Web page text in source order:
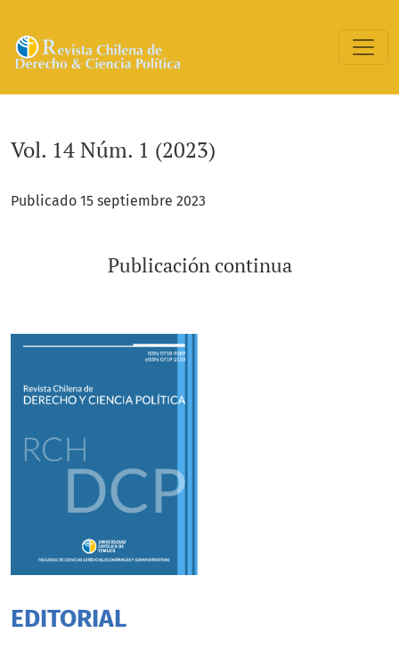
Vol. 14 Núm. 1 (2023)
Publicado 15 septiembre 2023
Publicación continua
EDITORIAL